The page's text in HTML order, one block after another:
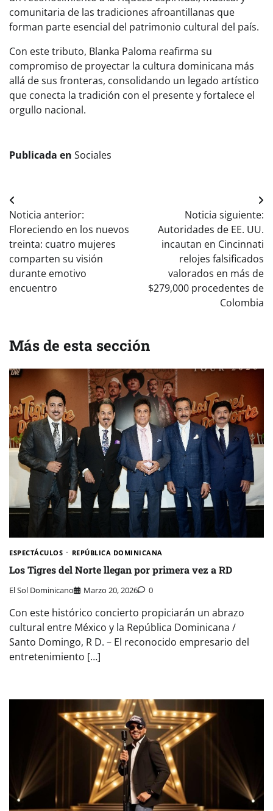
comunitaria de las tradiciones afroantillanas que
forman parte esencial del patrimonio cultural del país.
Con este tributo, Blanka Paloma reafirma su
compromiso de proyectar la cultura dominicana más
allá de sus fronteras, consolidando un legado artístico
que conecta la tradición con el presente y fortalece el
orgullo nacional.
Publicada en Sociales
Navegación
de
entradas
Noticia anterior:
Floreciendo en los nuevos
treinta: cuatro mujeres
comparten su visión
durante emotivo
encuentro
Noticia siguiente:
Autoridades de EE. UU.
incautan en Cincinnati
relojes falsificados
valorados en más de
$279,000 procedentes de
Colombia
Más de esta sección
ESPECTÁCULOS REPÚBLICA DOMINICANA
Los Tigres del Norte llegan por primera vez a RD
El Sol Dominicano Marzo 20, 2026 0
Con este histórico concierto propiciarán un abrazo
cultural entre México y la República Dominicana /
Santo Domingo, R D. – El reconocido empresario del
entretenimiento […]